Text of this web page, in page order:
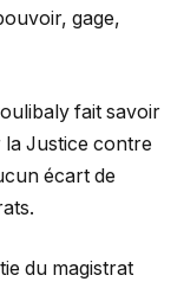
gage,
fait savoir
la Justice contre
écart de
du magistrat